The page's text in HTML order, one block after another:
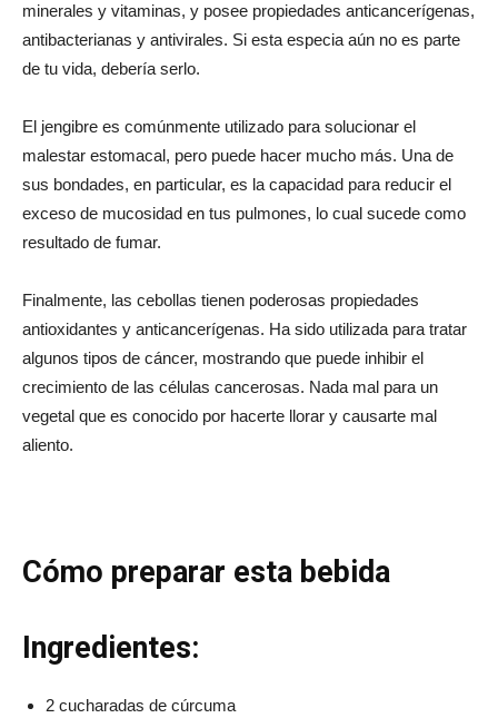
minerales y vitaminas, y posee propiedades anticancerígenas,
antibacterianas y antivirales. Si esta especia aún no es parte
de tu vida, debería serlo.
El jengibre es comúnmente utilizado para solucionar el
malestar estomacal, pero puede hacer mucho más. Una de
sus bondades, en particular, es la capacidad para reducir el
exceso de mucosidad en tus pulmones, lo cual sucede como
resultado de fumar.
Finalmente, las cebollas tienen poderosas propiedades
antioxidantes y anticancerígenas. Ha sido utilizada para tratar
algunos tipos de cáncer, mostrando que puede inhibir el
crecimiento de las células cancerosas. Nada mal para un
vegetal que es conocido por hacerte llorar y causarte mal
aliento.
Cómo preparar esta bebida
Ingredientes:
2 cucharadas de cúrcuma